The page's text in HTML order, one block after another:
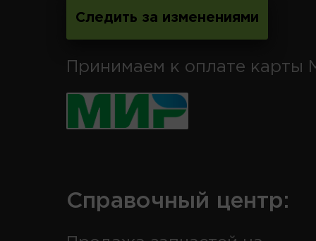
Следить за изменениями
Принимаем к оплате карты
Справочный центр: